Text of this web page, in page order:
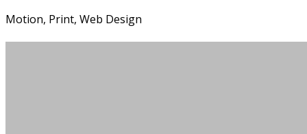
Motion, Print, Web Design